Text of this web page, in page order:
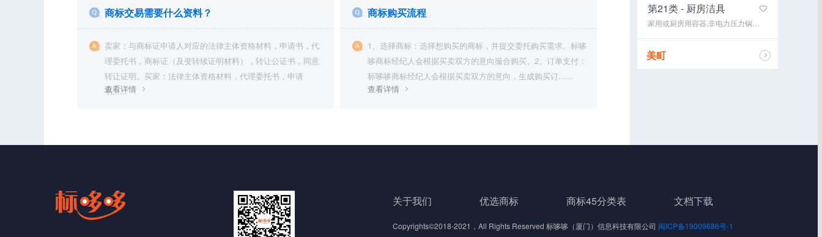
商标交易需要什么资料？
卖家：与商标证申请人对应的法律主体资格材料，申请书，代
理委托书，商标证（及变转续证明材料），转让公证书，同意
转让证明。买家：法律主体资格材料，代理委托书，申请
书......
查看详情
商标购买流程
1、选择商标：选择想购买的商标，并提交委托购买需求。标哆
哆商标经纪人会根据买卖双方的意向撮合购买。2、订单支付：
标哆哆商标经纪人会根据买卖双方的意向，生成购买订......
查看详情
第21类 - 厨房洁具
美町
关于我们 优选商标 商标45分类表 文档下载
Copyrights©2018-2021，All Rights Reserved 标哆哆（厦门）信息科技有限公司 闽ICP备19009686号-1